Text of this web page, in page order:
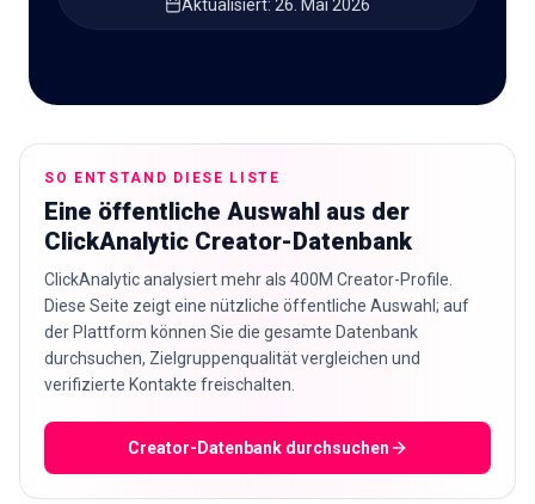
Aktualisiert: 26. Mai 2026
SO ENTSTAND DIESE LISTE
Eine öffentliche Auswahl aus der
ClickAnalytic Creator-Datenbank
ClickAnalytic analysiert mehr als 400M Creator-Profile.
Diese Seite zeigt eine nützliche öffentliche Auswahl; auf
der Plattform können Sie die gesamte Datenbank
durchsuchen, Zielgruppenqualität vergleichen und
verifizierte Kontakte freischalten.
Creator-Datenbank durchsuchen